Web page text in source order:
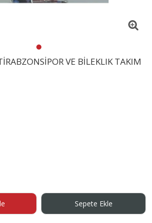
VE BİLEKLIK TAKIM
Sepete Ekle